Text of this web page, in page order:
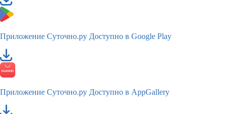
Приложение Суточно.ру Доступно в Google Play
Приложение Суточно.ру Доступно в AppGallery